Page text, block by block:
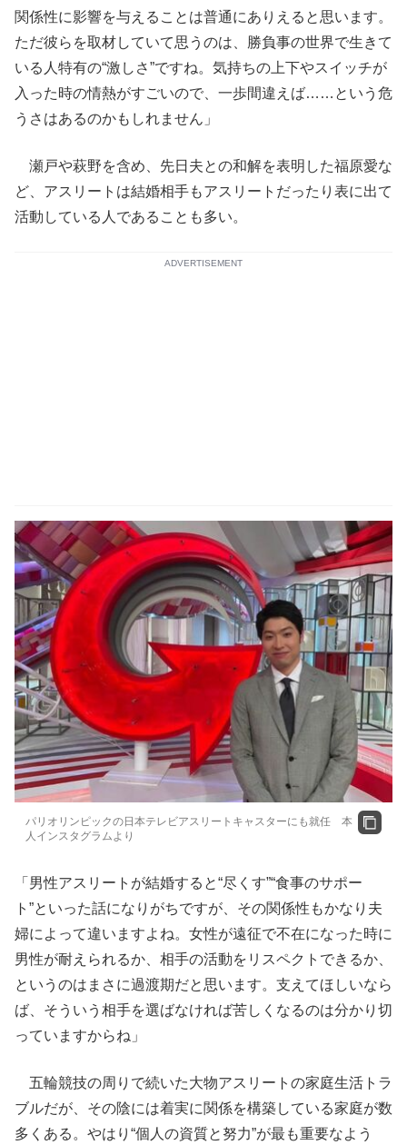
関係性に影響を与えることは普通にありえると思います。
ただ彼らを取材していて思うのは、勝負事の世界で生きて
いる人特有の“激しさ”ですね。気持ちの上下やスイッチが
入った時の情熱がすごいので、一歩間違えば……という危
うさはあるのかもしれません」
瀬戸や萩野を含め、先日夫との和解を表明した福原愛な
ど、アスリートは結婚相手もアスリートだったり表に出て
活動している人であることも多い。
ADVERTISEMENT
パリオリンピックの日本テレビアスリートキャスターにも就任 本
人インスタグラムより
「男性アスリートが結婚すると“尽くす”“食事のサポー
ト”といった話になりがちですが、その関係性もかなり夫
婦によって違いますよね。女性が遠征で不在になった時に
男性が耐えられるか、相手の活動をリスペクトできるか、
というのはまさに過渡期だと思います。支えてほしいなら
ば、そういう相手を選ばなければ苦しくなるのは分かり切
っていますからね」
五輪競技の周りで続いた大物アスリートの家庭生活トラ
ブルだが、その陰には着実に関係を構築している家庭が数
多くある。やはり“個人の資質と努力”が最も重要なよう